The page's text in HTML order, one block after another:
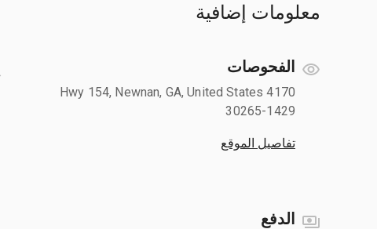
معلومات إضافية
الفحوصات
4170 Hwy 154, Newnan, GA, United States
30265-1429
تفاصيل الموقع
الدفع